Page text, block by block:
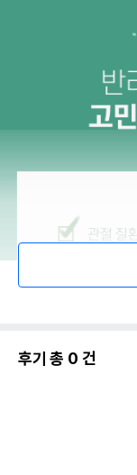
후기 총 0 건